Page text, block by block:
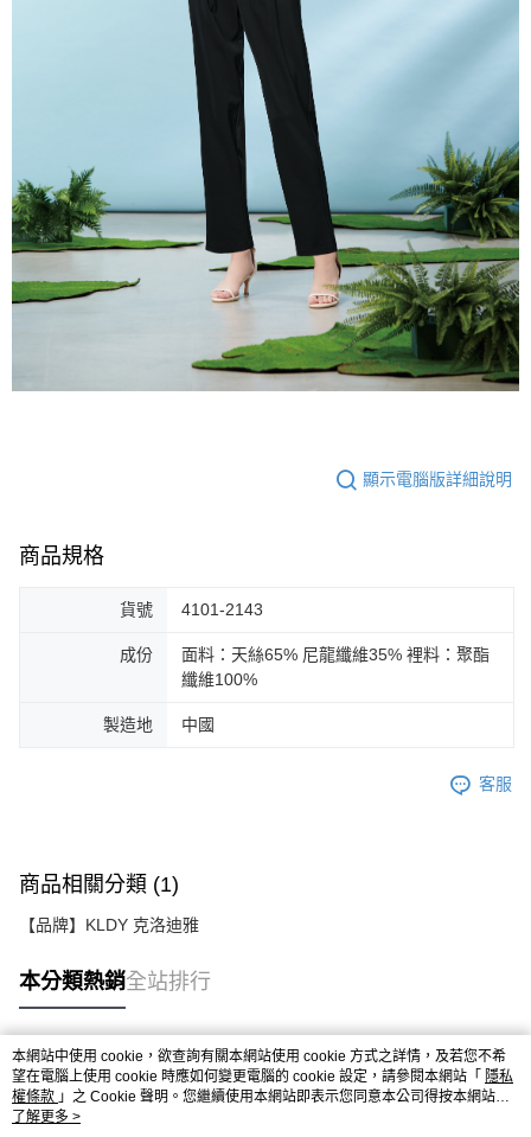
顯示電腦版詳細說明
商品規格
貨號 4101-2143
成份
面料：天絲65% 尼龍纖維35% 裡料：聚酯
纖維100%
製造地 中國
客服
商品相關分類 (1)
【品牌】KLDY 克洛迪雅
本分類熱銷全站排行
熱門標籤
本網站中使用 cookie，欲查詢有關本網站使用 cookie 方式之詳情，及若您不希
望在電腦上使用 cookie 時應如何變更電腦的 cookie 設定，請參閱本網站「 隱私
權條款 」之 Cookie 聲明。您繼續使用本網站即表示您同意本公司得按本網站使
用條款之 Cookie 聲明使用 cookie。
了解更多 >